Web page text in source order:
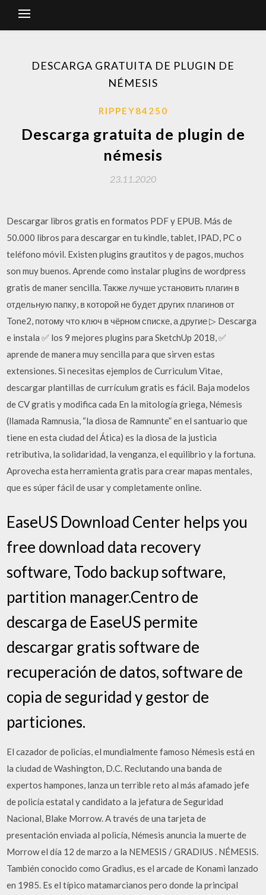
DESCARGA GRATUITA DE PLUGIN DE
NÉMESIS
RIPPEY84250
Descarga gratuita de plugin de
némesis
23.11.2020
Descargar libros gratis en formatos PDF y EPUB. Más de
50.000 libros para descargar en tu kindle, tablet, IPAD, PC o
teléfono móvil. Existen plugins grautitos y de pagos, muchos
son muy buenos. Aprende como instalar plugins de wordpress
gratis de maner sencilla. Также лучше установить плагин в
отдельную папку, в которой не будет других плагинов от
Tone2, потому что ключ в чёрном списке, а другие ▷ Descarga
e instala ✅ los 9 mejores plugins para SketchUp 2018, ✅
aprende de manera muy sencilla para que sirven estas
extensiones. Si necesitas ejemplos de Curriculum Vitae,
descargar plantillas de currículum gratis es fácil. Baja modelos
de CV gratis y modifica cada En la mitología griega, Némesis
(llamada Ramnusia, “la diosa de Ramnunte” en el santuario que
tiene en esta ciudad del Ática) es la diosa de la justicia
retributiva, la solidaridad, la venganza, el equilibrio y la fortuna.
Aprovecha esta herramienta gratis para crear mapas mentales,
que es súper fácil de usar y completamente online.
EaseUS Download Center helps you
free download data recovery
software, Todo backup software,
partition manager.Centro de
descarga de EaseUS permite
descargar gratis software de
recuperación de datos, software de
copia de seguridad y gestor de
particiones.
El cazador de policías, el mundialmente famoso Némesis está en
la ciudad de Washington, D.C. Reclutando una banda de
expertos hampones, lanza un terrible reto al más afamado jefe
de policía estatal y candidato a la jefatura de Seguridad
Nacional, Blake Morrow. A través de una tarjeta de
presentación enviada al policía, Némesis anuncia la muerte de
Morrow el día 12 de marzo a la NEMESIS / GRADIUS . NÉMESIS.
También conocido como Gradius, es el arcade de Konami lanzado
en 1985. Es el típico matamarcianos pero donde la principal